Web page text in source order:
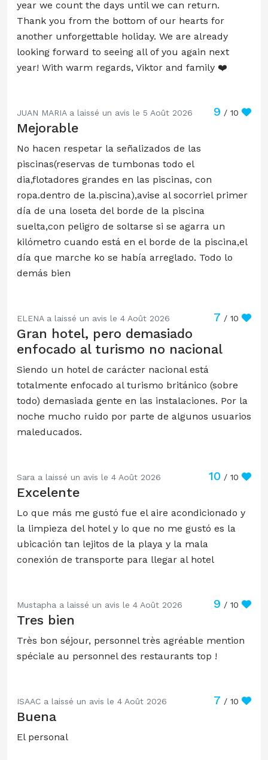
year we count the days until we can return.
Thank you from the bottom of our hearts for
another unforgettable holiday. We are already
looking forward to seeing all of you again next
year! With warm regards, Viktor and family ❤️
JUAN MARIA a laissé un avis le 5 Août 2026 9 / 10
Mejorable
No hacen respetar la señalizados de las
piscinas(reservas de tumbonas todo el
dia,flotadores grandes en las piscinas, con
ropa.dentro de la.piscina),avise al socorriel primer
día de una loseta del borde de la piscina
suelta,con peligro de soltarse si se agarra un
kilómetro cuando está en el borde de la piscina,el
día que marche ko se había arreglado. Todo lo
demás bien
ELENA a laissé un avis le 4 Août 2026 7 / 10
Gran hotel, pero demasiado
enfocado al turismo no nacional
Siendo un hotel de carácter nacional está
totalmente enfocado al turismo británico (sobre
todo) demasiada gente en las instalaciones. Por la
noche mucho ruido por parte de algunos usuarios
maleducados.
Sara a laissé un avis le 4 Août 2026 10 / 10
Excelente
Lo que más me gustó fue el aire acondicionado y
la limpieza del hotel y lo que no me gustó es la
ubicación tan lejitos de la playa y la mala
conexión de transporte para llegar al hotel
Mustapha a laissé un avis le 4 Août 2026 9 / 10
Tres bien
Très bon séjour, personnel très agréable mention
spéciale au personnel des restaurants top !
ISAAC a laissé un avis le 4 Août 2026 7 / 10
Buena
El personal